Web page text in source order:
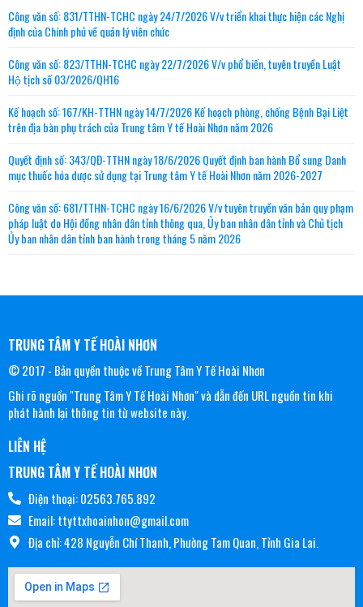
Công văn số: 831/TTHN-TCHC ngày 24/7/2026 V/v triển khai thực hiện các Nghị
định của Chính phủ về quản lý viên chức
Công văn số: 823/TTHN-TCHC ngày 22/7/2026 V/v phổ biến, tuyên truyền Luật
Hộ tịch số 03/2026/QH16
Kế hoạch số: 167/KH-TTHN ngày 14/7/2026 Kế hoạch phòng, chống Bệnh Bại Liệt
trên địa bàn phụ trách của Trung tâm Y tế Hoài Nhơn năm 2026
Quyết định số: 343/QĐ-TTHN ngày 18/6/2026 Quyết định ban hành Bổ sung Danh
mục thuốc hóa dược sử dụng tại Trung tâm Y tế Hoài Nhơn năm 2026-2027
Công văn số: 681/TTHN-TCHC ngày 16/6/2026 V/v tuyên truyền văn bản quy phạm
pháp luật do Hội đồng nhân dân tỉnh thông qua, Ủy ban nhân dân tỉnh và Chủ tịch
Ủy ban nhân dân tỉnh ban hành trong tháng 5 năm 2026
TRUNG TÂM Y TẾ HOÀI NHƠN
© 2017 - Bản quyền thuộc về Trung Tâm Y Tế Hoài Nhơn
Ghi rõ nguồn "Trung Tâm Y Tế Hoài Nhơn" và dẫn đến URL nguồn tin khi
phát hành lại thông tin từ website này.
LIÊN HỆ
TRUNG TÂM Y TẾ HOÀI NHƠN
Điện thoại: 02563.765.892
Email: ttyttxhoainhon@gmail.com
Địa chỉ: 428 Nguyễn Chí Thanh, Phường Tam Quan, Tỉnh Gia Lai.